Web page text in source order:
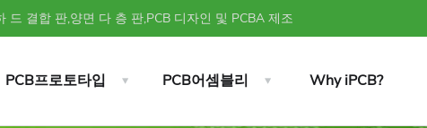
결합 판,양면 다 층 판,PCB 디자인 및 PCBA 제조
PCB프로토타입 PCB어셈블리 Why iPCB?